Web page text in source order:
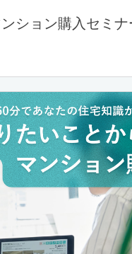
ション購入セミナ